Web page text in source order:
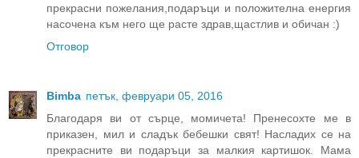
прекрасни пожелания,подаръци и положителна енергия
насочена към него ще расте здрав,щастлив и обичан :)
Отговор
Bimba петък, февруари 05, 2016
Благодаря ви от сърце, момичета! Пренесохте ме в
приказен, мил и сладък бебешки свят! Насладих се на
прекрасните ви подаръци за малкия картишок. Мама